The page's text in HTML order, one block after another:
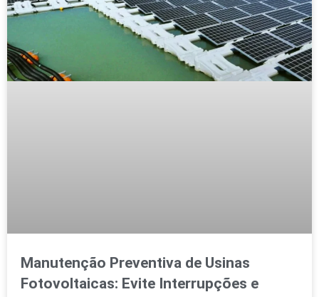
Manutenção Preventiva de Usinas
Fotovoltaicas: Evite Interrupções e